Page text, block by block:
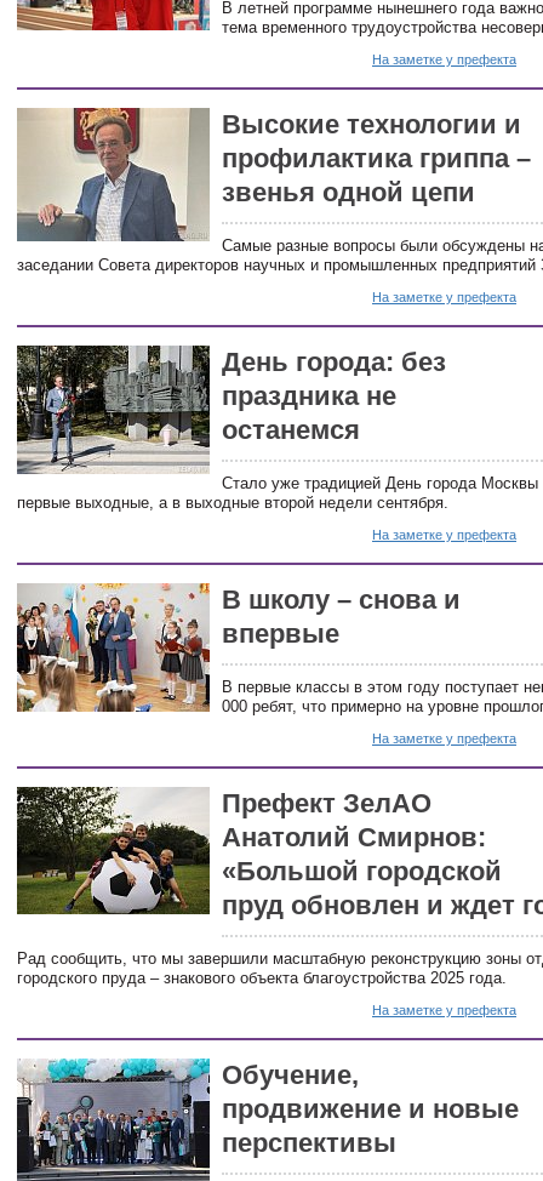
В летней программе нынешнего года
тема временного трудоустройства
На заметке у префекта
Высокие технологии и
профилактика гриппа –
звенья одной цепи
Самые разные вопросы были обсуждены
заседании Совета директоров научных и промышленных предприятий
На заметке у префекта
День города: без
праздника не
останемся
Стало уже традицией День города Москвы
первые выходные, а в выходные второй недели сентября.
На заметке у префекта
В школу – снова и
впервые
В первые классы в этом году поступает
000 ребят, что примерно на уровне
На заметке у префекта
Префект ЗелАО
Анатолий Смирнов:
«Большой городской
пруд обновлен и ждет
Рад сообщить, что мы завершили масштабную реконструкцию зоны
городского пруда – знакового объекта благоустройства 2025 года.
На заметке у префекта
Обучение,
продвижение и новые
перспективы